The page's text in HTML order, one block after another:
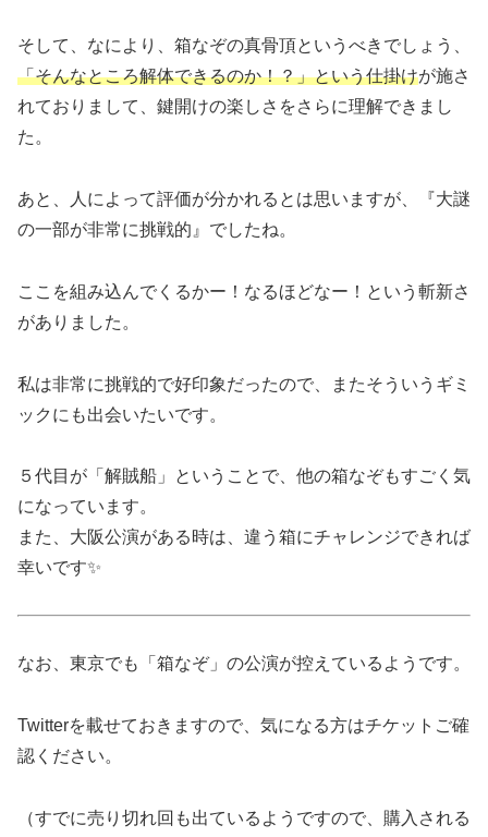
そして、なにより、箱なぞの真骨頂というべきでしょう、
「そんなところ解体できるのか！？」という仕掛けが施さ
れておりまして、鍵開けの楽しさをさらに理解できまし
た。
あと、人によって評価が分かれるとは思いますが、『大謎
の一部が非常に挑戦的』でしたね。
ここを組み込んでくるかー！なるほどなー！という斬新さ
がありました。
私は非常に挑戦的で好印象だったので、またそういうギミ
ックにも出会いたいです。
５代目が「解賊船」ということで、他の箱なぞもすごく気
になっています。
また、大阪公演がある時は、違う箱にチャレンジできれば
幸いです✨
なお、東京でも「箱なぞ」の公演が控えているようです。
Twitterを載せておきますので、気になる方はチケットご確
認ください。
（すでに売り切れ回も出ているようですので、購入される